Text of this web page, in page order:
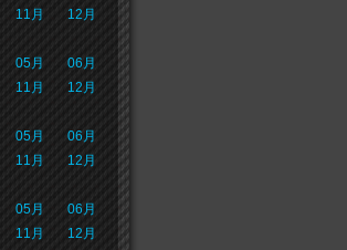
11月
12月
05月
06月
11月
12月
05月
06月
11月
12月
05月
06月
11月 12月